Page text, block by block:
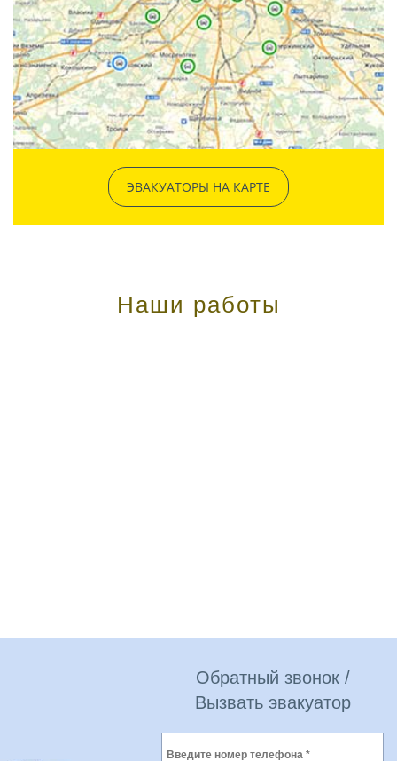
ЭВАКУАТОРЫ НА КАРТЕ
Наши работы
Обратный звонок /
Вызвать эвакуатор